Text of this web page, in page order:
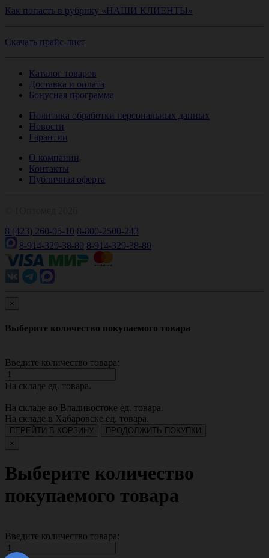
Как попасть в рубрику «НАШИ КЛИЕНТЫ»
Скачать прайс-лист
Каталог товаров
Доставка и оплата
Бонусная программа
Политика обработки персональных данных
Новости
Гарантии
О компании
Контакты
Публичная оферта
8 (423) 260-05-10 8-800-2500-243
8-914-329-38-80 8-914-329-38-80
×
Выберите количество покупаемого товара
Введите количество товара:
На складе ед. товара.
На складе во Владивостоке ед. товара.
На складе в Хабаровске ед. товара.
ПЕРЕЙТИ В КОРЗИНУ
ПРОДОЛЖИТЬ ПОКУПКИ
×
Выберите количество
покупаемого товара
Введите количество товара: